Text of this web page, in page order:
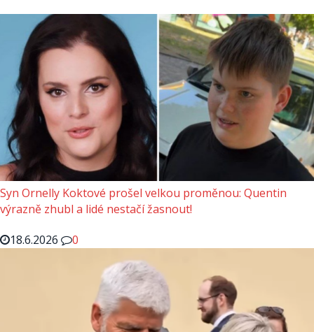
Syn Ornelly Koktové prošel velkou proměnou: Quentin
výrazně zhubl a lidé nestačí žasnout!
18.6.2026
0